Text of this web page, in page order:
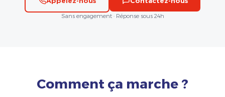
Sans engagement · Réponse sous 24h
Comment ça marche ?